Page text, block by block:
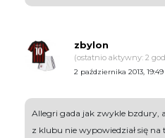
zbylon
(ostatnio aktywny: 2
2 października 2013, 19:49
Allegri gada jak zwykle bzdury,
z klubu nie wypowiedział się